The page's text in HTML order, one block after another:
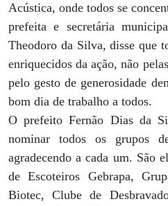
Acústica, onde todos se
prefeita e secretária
Theodoro da Silva, disse que
enriquecidos da ação, não
pelo gesto de generosidade
bom dia de trabalho a todos.
O prefeito Fernão Dias da
nominar todos os grupos
agradecendo a cada um. São
de Escoteiros Gebrapa,
Biotec, Clube de